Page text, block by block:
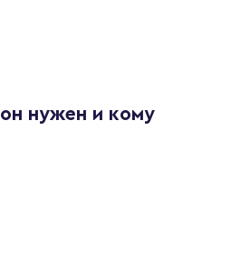
нужен и кому